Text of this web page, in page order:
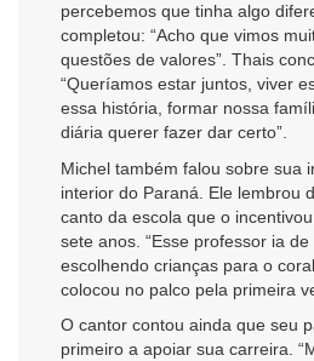
percebemos que tinha algo
completou: “Acho que vimos
questões de valores”. Thais
“Queríamos estar juntos, viver
essa história, formar nossa
diária querer fazer dar certo”.
Michel também falou sobre sua
interior do Paraná. Ele lembrou
canto da escola que o
sete anos. “Esse professor ia
escolhendo crianças para o
colocou no palco pela primeira
O cantor contou ainda que seu
primeiro a apoiar sua carreira.